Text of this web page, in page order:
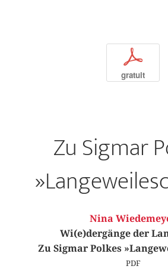
p
gratuit
Zu Sigmar
Nina
Wi(e)dergänge der
Zu Sigmar Polkes
PDF